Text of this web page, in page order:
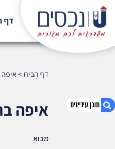
1. איפה בחיפה לטייל, לעשות ספורט
דף
דף הבית>איפה
איפה
מבוא